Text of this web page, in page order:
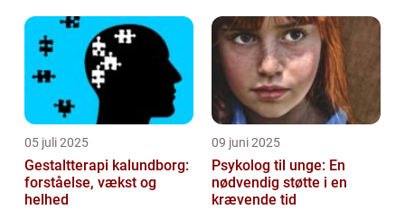
05 juli 2025
Gestaltterapi kalundborg:
forståelse, vækst og
helhed
09 juni 2025
Psykolog til unge: En
nødvendig støtte i en
krævende tid